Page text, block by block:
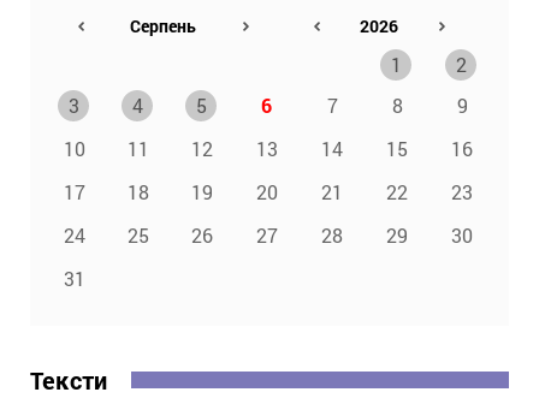
1
2
3
4 5 6 7 8
9
10
11 12 13 14 15
16
17
18 19 20 21 22
23
24
25 26 27 28 29
30
31
Тексти